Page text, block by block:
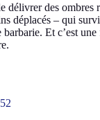
délivrer des ombres
déplacés – qui
Et c’est